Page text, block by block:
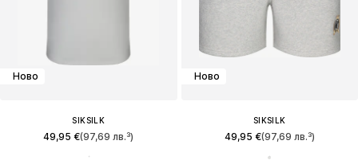
Ново
SIKSILK
49,95 €(97,69 лв.³)
Ново
SIKSILK
49,95 €(97,69 лв.³)